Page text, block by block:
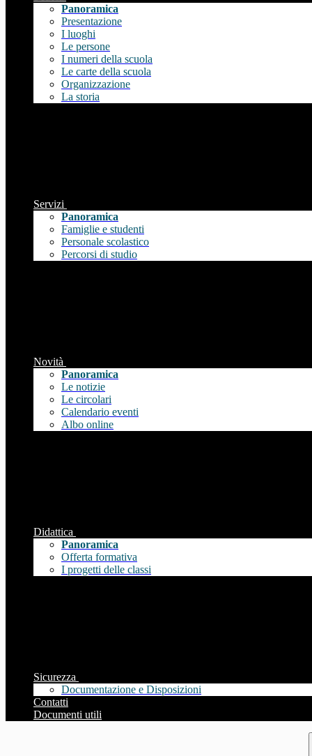
Panoramica
Presentazione
I luoghi
Le persone
I numeri della scuola
Le carte della scuola
Organizzazione
La storia
Servizi
Panoramica
Famiglie e studenti
Personale scolastico
Percorsi di studio
Novità
Panoramica
Le notizie
Le circolari
Calendario eventi
Albo online
Didattica
Panoramica
Offerta formativa
I progetti delle classi
Sicurezza
Documentazione e Disposizioni
Contatti
Documenti utili